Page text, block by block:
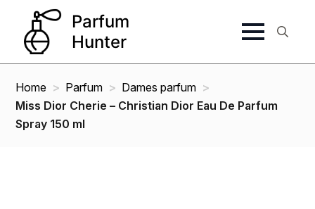
Home Parfum
Dames parfum
Miss Dior Cherie – Christian Dior Eau De Parfum
Spray 150 ml